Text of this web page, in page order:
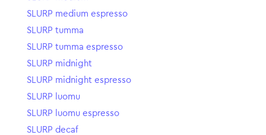
SLURP medium espresso
SLURP tumma
SLURP tumma espresso
SLURP midnight
SLURP midnight espresso
SLURP luomu
SLURP luomu espresso
SLURP decaf